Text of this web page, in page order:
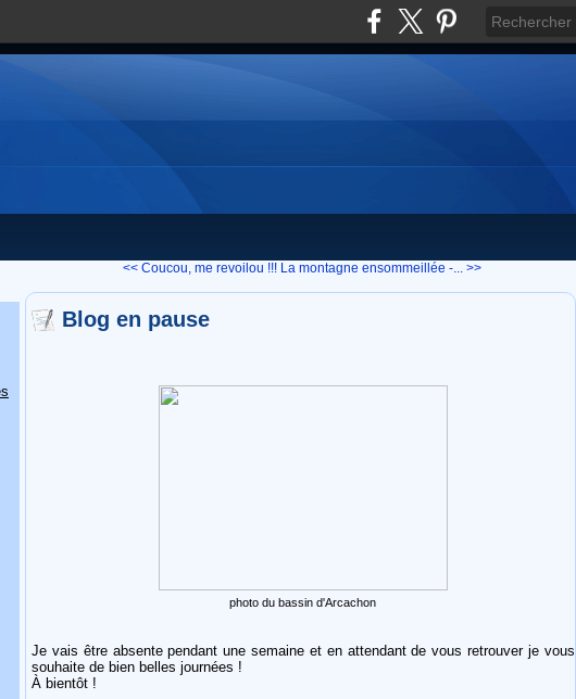
<< Coucou, me revoilou !!! La montagne ensommeillée -... >>
Blog en pause
photo du bassin d'Arcachon
Je vais être absente pendant une semaine et en attendant de vous retrouver je vous
souhaite de bien belles journées !
À bientôt !